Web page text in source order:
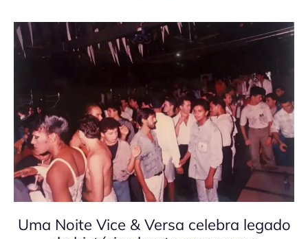
Uma Noite Vice & Versa celebra legado